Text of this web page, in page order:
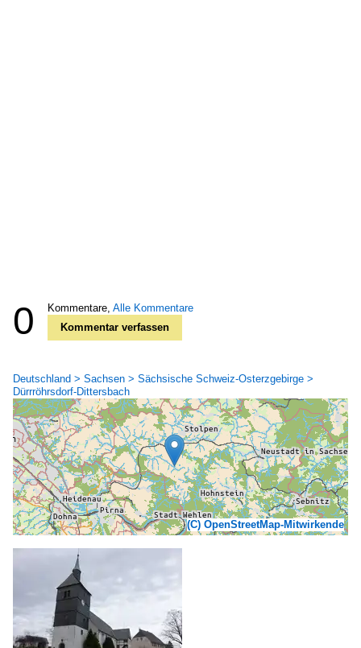
0 Kommentare, Alle Kommentare
Kommentar verfassen
Deutschland > Sachsen > Sächsische Schweiz-Osterzgebirge >
Dürrröhrsdorf-Dittersbach
(C) OpenStreetMap-Mitwirkende